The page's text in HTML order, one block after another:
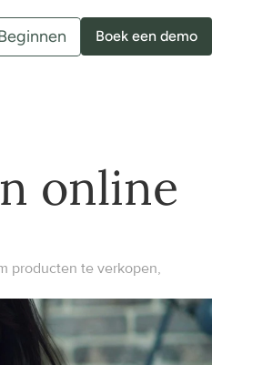
Boek een demo
online
producten te verkopen,